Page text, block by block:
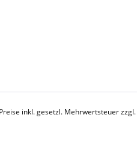
inkl. gesetzl. Mehrwertsteuer zzgl.